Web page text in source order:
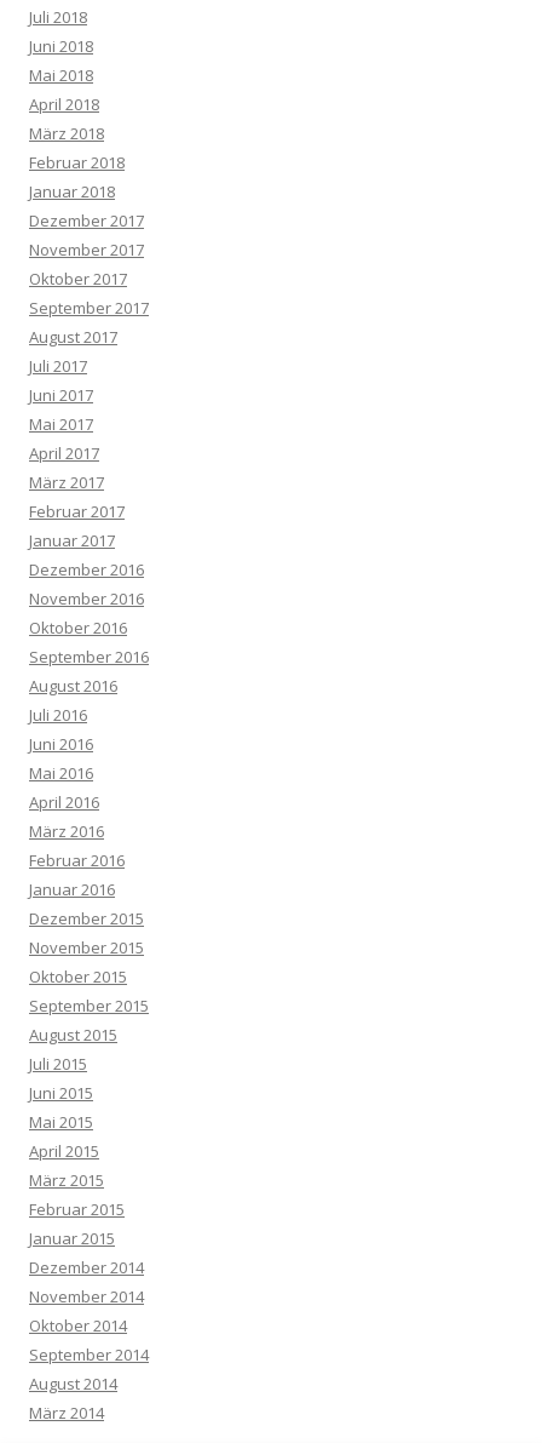
Juli 2018
Juni 2018
Mai 2018
April 2018
März 2018
Februar 2018
Januar 2018
Dezember 2017
November 2017
Oktober 2017
September 2017
August 2017
Juli 2017
Juni 2017
Mai 2017
April 2017
März 2017
Februar 2017
Januar 2017
Dezember 2016
November 2016
Oktober 2016
September 2016
August 2016
Juli 2016
Juni 2016
Mai 2016
April 2016
März 2016
Februar 2016
Januar 2016
Dezember 2015
November 2015
Oktober 2015
September 2015
August 2015
Juli 2015
Juni 2015
Mai 2015
April 2015
März 2015
Februar 2015
Januar 2015
Dezember 2014
November 2014
Oktober 2014
September 2014
August 2014
März 2014